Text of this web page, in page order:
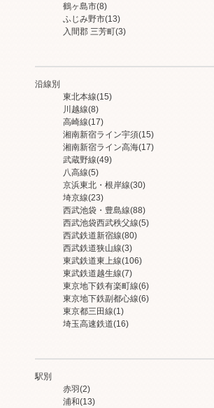
鶴ヶ島市(8)
ふじみ野市(13)
入間郡 三芳町(3)
沿線別
東北本線(15)
川越線(8)
高崎線(17)
湘南新宿ライン宇須(15)
湘南新宿ライン高海(17)
武蔵野線(49)
八高線(5)
京浜東北・根岸線(30)
埼京線(23)
西武池袋・豊島線(88)
西武池袋西武秩父線(5)
西武鉄道新宿線(80)
西武鉄道狭山線(3)
東武鉄道東上線(106)
東武鉄道越生線(7)
東京地下鉄有楽町線(6)
東京地下鉄副都心線(6)
東京都三田線(1)
埼玉高速鉄道(16)
駅別
赤羽(2)
浦和(13)